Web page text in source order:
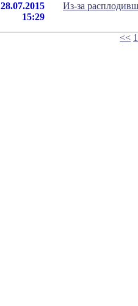
28.07.2015
15:29
Из-за
<<